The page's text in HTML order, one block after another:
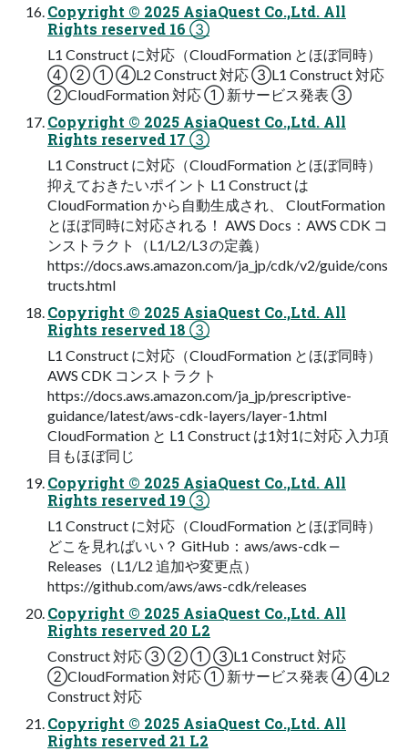
Copyright © 2025 AsiaQuest Co.,Ltd. All
Rights reserved 16 ③
L1 Construct に対応（CloudFormation とほぼ同時）
④ ② ① ④L2 Construct 対応 ③L1 Construct 対応
②CloudFormation 対応 ① 新サービス発表 ③
Copyright © 2025 AsiaQuest Co.,Ltd. All
Rights reserved 17 ③
L1 Construct に対応（CloudFormation とほぼ同時）
抑えておきたいポイント L1 Construct は
CloudFormation から⾃動⽣成され、 CloutFormation
とほぼ同時に対応される！ AWS Docs：AWS CDK コ
ンストラクト（L1/L2/L3 の定義）
https://docs.aws.amazon.com/ja_jp/cdk/v2/guide/cons
tructs.html
Copyright © 2025 AsiaQuest Co.,Ltd. All
Rights reserved 18 ③
L1 Construct に対応（CloudFormation とほぼ同時）
AWS CDK コンストラクト
https://docs.aws.amazon.com/ja_jp/prescriptive-
guidance/latest/aws-cdk-layers/layer-1.html
CloudFormation と L1 Construct は1対1に対応 ⼊⼒項
⽬もほぼ同じ
Copyright © 2025 AsiaQuest Co.,Ltd. All
Rights reserved 19 ③
L1 Construct に対応（CloudFormation とほぼ同時）
どこを⾒ればいい？ GitHub：aws/aws-cdk ‒
Releases（L1/L2 追加や変更点）
https://github.com/aws/aws-cdk/releases
Copyright © 2025 AsiaQuest Co.,Ltd. All
Rights reserved 20 L2
Construct 対応 ③ ② ① ③L1 Construct 対応
②CloudFormation 対応 ① 新サービス発表 ④ ④L2
Construct 対応
Copyright © 2025 AsiaQuest Co.,Ltd. All
Rights reserved 21 L2